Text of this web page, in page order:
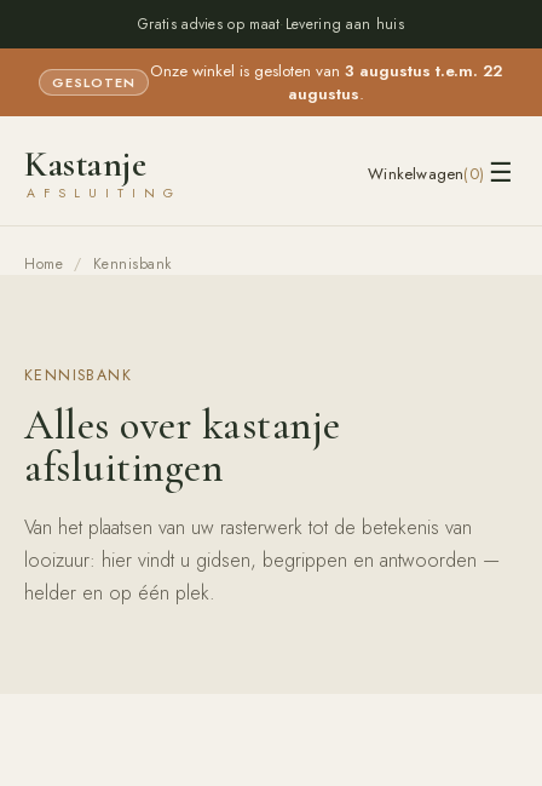
Gratis advies op maat· Levering aan huis
GESLOTEN Onze winkel is gesloten van 3 augustus t.e.m. 22
augustus.
☰
Kastanje
AFSLUITING
Winkelwagen(0)
Home / Kennisbank
KENNISBANK
Alles over kastanje
afsluitingen
Van het plaatsen van uw rasterwerk tot de betekenis van
looizuur: hier vindt u gidsen, begrippen en antwoorden —
helder en op één plek.